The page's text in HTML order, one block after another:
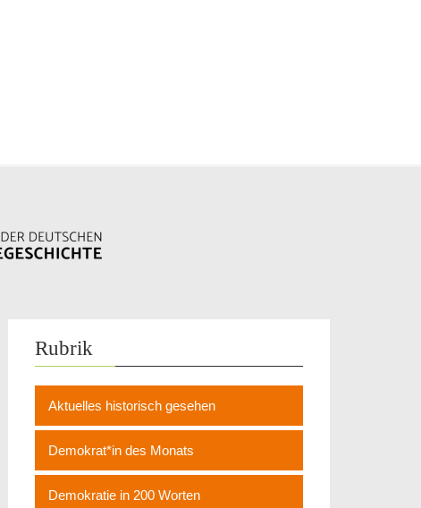
Rubrik
Aktuelles historisch gesehen
Demokrat*in des Monats
Demokratie in 200 Worten